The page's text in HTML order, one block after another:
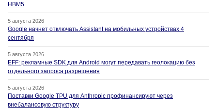
HBM5
5 августа 2026
Google начнет отключать Assistant на мобильных устройствах 4
сентября
5 августа 2026
EFF: рекламные SDK для Android могут передавать геолокацию без
отдельного запроса разрешения
5 августа 2026
Поставки Google TPU для Anthropic профинансируют через
внебалансовую структуру